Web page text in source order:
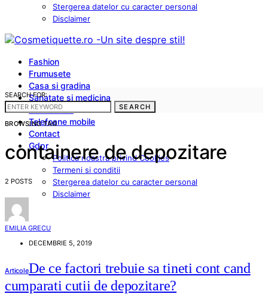
Stergerea datelor cu caracter personal
Disclaimer
Fashion
Frumusete
Casa si gradina
Sanatate si medicina
Cum sa fac
Telefoane mobile
Contact
Gdpr
Politica noastra privind Cookies
Termeni si conditii
Stergerea datelor cu caracter personal
Disclaimer
SEARCH FOR:
SEARCH
BROWSING TAG
containere de depozitare
2 POSTS
EMILIA GRECU
DECEMBRIE 5, 2019
ArticoleDe ce factori trebuie sa tineti cont cand
cumparati cutii de depozitare?